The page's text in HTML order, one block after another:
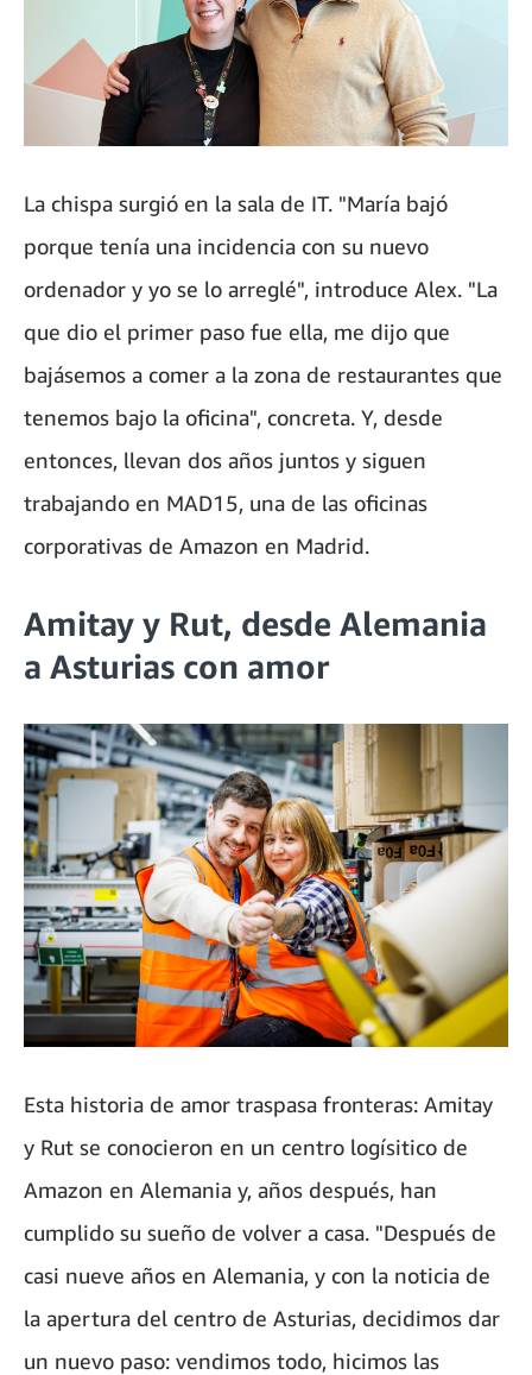
La chispa surgió en la sala de IT. "María bajó
porque tenía una incidencia con su nuevo
ordenador y yo se lo arreglé", introduce Alex. "La
que dio el primer paso fue ella, me dijo que
bajásemos a comer a la zona de restaurantes que
tenemos bajo la oficina", concreta. Y, desde
entonces, llevan dos años juntos y siguen
trabajando en MAD15, una de las oficinas
corporativas de Amazon en Madrid.
Amitay y Rut, desde Alemania
a Asturias con amor
Esta historia de amor traspasa fronteras: Amitay
y Rut se conocieron en un centro logísitico de
Amazon en Alemania y, años después, han
cumplido su sueño de volver a casa. "Después de
casi nueve años en Alemania, y con la noticia de
la apertura del centro de Asturias, decidimos dar
un nuevo paso: vendimos todo, hicimos las